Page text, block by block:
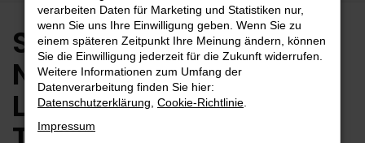
Suzuki Vitara
Neuwagen |
Lieferservice nach
verarbeiten Daten für Marketing und Statistiken nur,
wenn Sie uns Ihre Einwilligung geben. Wenn Sie zu
einem späteren Zeitpunkt Ihre Meinung ändern, können
Sie die Einwilligung jederzeit für die Zukunft widerrufen.
Weitere Informationen zum Umfang der
Datenverarbeitung finden Sie hier:
Datenschutzerklärung Cookie-Richtlinie
Impressum